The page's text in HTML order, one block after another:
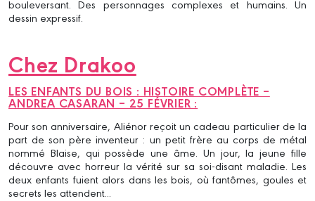
bouleversant. Des personnages complexes et humains. Un
dessin expressif.
Chez Drakoo
LES ENFANTS DU BOIS : HISTOIRE COMPLÈTE –
ANDREA CASARAN – 25 FÉVRIER :
Pour son anniversaire, Aliénor reçoit un cadeau particulier de la
part de son père inventeur : un petit frère au corps de métal
nommé Blaise, qui possède une âme. Un jour, la jeune fille
découvre avec horreur la vérité sur sa soi-disant maladie. Les
deux enfants fuient alors dans les bois, où fantômes, goules et
secrets les attendent...